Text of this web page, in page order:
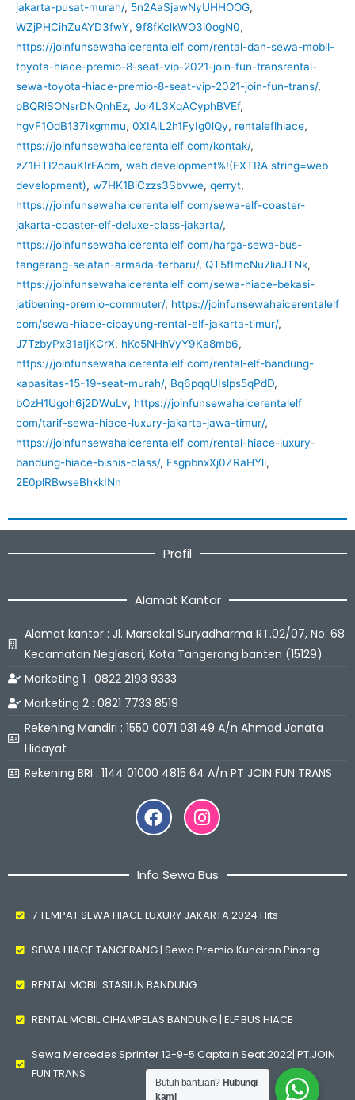
jakarta-pusat-murah/, 5n2AaSjawNyUHHOOG,
WZjPHCihZuAYD3fwY, 9f8fKclkWO3i0ogN0,
https://joinfunsewahaicerentalelf com/rental-dan-sewa-mobil-
toyota-hiace-premio-8-seat-vip-2021-join-fun-transrental-
sewa-toyota-hiace-premio-8-seat-vip-2021-join-fun-trans/,
pBQRlSONsrDNQnhEz, Jol4L3XqACyphBVEf,
hgvF1OdB137Ixgmmu, 0XIAiL2h1FyIg0lQy, rentaleflhiace,
https://joinfunsewahaicerentalelf com/kontak/,
zZ1HTI2oauKIrFAdm, web development%!(EXTRA string=web
development), w7HK1BiCzzs3Sbvwe, qerryt,
https://joinfunsewahaicerentalelf com/sewa-elf-coaster-
jakarta-coaster-elf-deluxe-class-jakarta/,
https://joinfunsewahaicerentalelf com/harga-sewa-bus-
tangerang-selatan-armada-terbaru/, QT5fImcNu7liaJTNk,
https://joinfunsewahaicerentalelf com/sewa-hiace-bekasi-
jatibening-premio-commuter/, https://joinfunsewahaicerentalelf
com/sewa-hiace-cipayung-rental-elf-jakarta-timur/,
J7TzbyPx31aIjKCrX, hKo5NHhVyY9Ka8mb6,
https://joinfunsewahaicerentalelf com/rental-elf-bandung-
kapasitas-15-19-seat-murah/, Bq6pqqUIslps5qPdD,
bOzH1Ugoh6j2DWuLv, https://joinfunsewahaicerentalelf
com/tarif-sewa-hiace-luxury-jakarta-jawa-timur/,
https://joinfunsewahaicerentalelf com/rental-hiace-luxury-
bandung-hiace-bisnis-class/, FsgpbnxXj0ZRaHYli,
2E0plRBwseBhkkINn
Profil
Alamat Kantor
Alamat kantor : Jl. Marsekal Suryadharma RT.02/07, No. 68
Kecamatan Neglasari, Kota Tangerang banten (15129)
Marketing 1 : 0822 2193 9333
Marketing 2 : 0821 7733 8519
Rekening Mandiri : 1550 0071 031 49 A/n Ahmad Janata
Hidayat
Rekening BRI : 1144 01000 4815 64 A/n PT JOIN FUN TRANS
FacebookInstagram
Info Sewa Bus
7 TEMPAT SEWA HIACE LUXURY JAKARTA 2024 Hits
SEWA HIACE TANGERANG | Sewa Premio Kunciran Pinang
RENTAL MOBIL STASIUN BANDUNG
RENTAL MOBIL CIHAMPELAS BANDUNG | ELF BUS HIACE
Sewa Mercedes Sprinter 12-9-5 Captain Seat 2022| PT.JOIN
FUN TRANS
Butuh bantuan? Hubungi
kami